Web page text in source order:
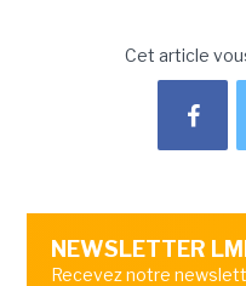
Cet article
NEWSLETTER LMI
Recevez notre